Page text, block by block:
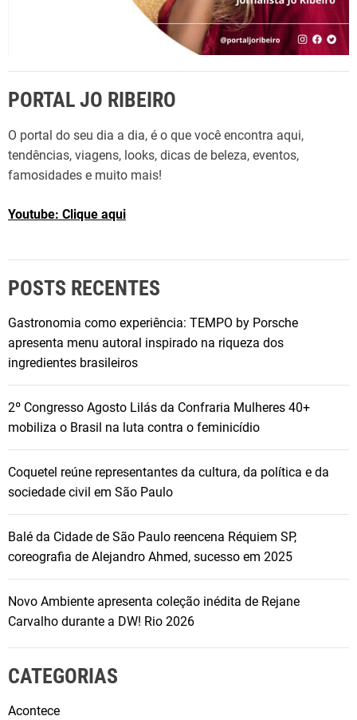
PORTAL JO RIBEIRO
O portal do seu dia a dia, é o que você encontra aqui,
tendências, viagens, looks, dicas de beleza, eventos,
famosidades e muito mais!
Youtube: Clique aqui
POSTS RECENTES
Gastronomia como experiência: TEMPO by Porsche
apresenta menu autoral inspirado na riqueza dos
ingredientes brasileiros
2º Congresso Agosto Lilás da Confraria Mulheres 40+
mobiliza o Brasil na luta contra o feminicídio
Coquetel reúne representantes da cultura, da política e da
sociedade civil em São Paulo
Balé da Cidade de São Paulo reencena Réquiem SP,
coreografia de Alejandro Ahmed, sucesso em 2025
Novo Ambiente apresenta coleção inédita de Rejane
Carvalho durante a DW! Rio 2026
CATEGORIAS
Acontece